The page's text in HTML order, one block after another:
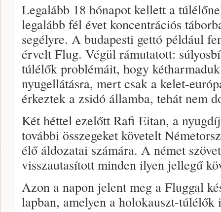
Legalább 18 hónapot kellett a
legalább fél évet koncentrációs
segélyre. A budapesti gettó például
érvelt Flug. Végül rámutatott:
túlélők problémáit, hogy
nyugellátásra, mert csak a kelet-
érkeztek a zsidó államba, tehát nem
Két héttel ezelőtt Rafi Eitan, a
további összegeket követelt
élő áldozatai számára. A német
visszautasított minden ilyen jellegű
Azon a napon jelent meg a Fluggal
lapban, amelyen a holokauszt-